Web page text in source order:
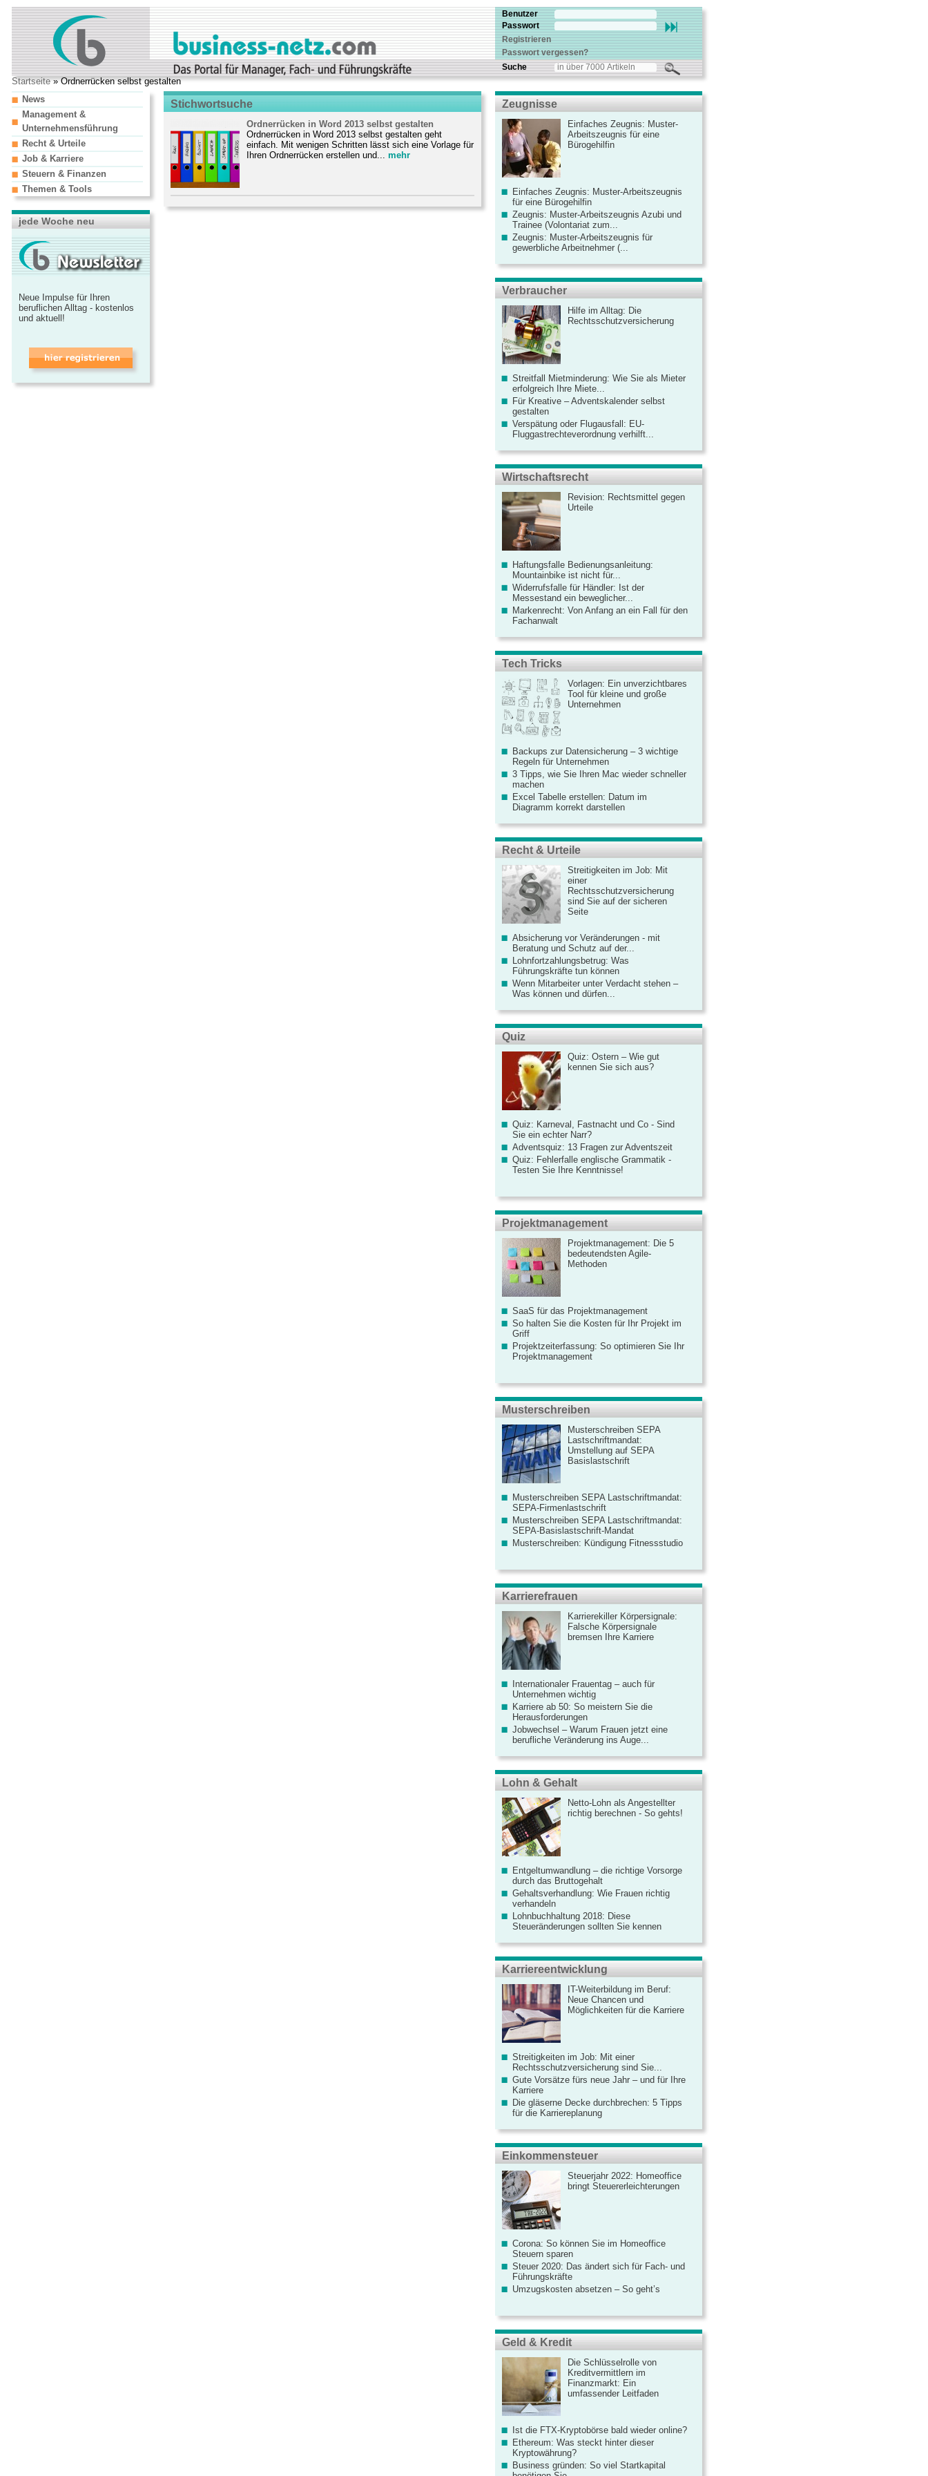
Benutzer
Passwort
Registrieren
Passwort vergessen?
Suche
Startseite» Ordnerrücken selbst gestalten
Stichwortsuche
Ordnerrücken in Word 2013 selbst gestalten
Ordnerrücken in Word 2013 selbst gestalten geht
einfach. Mit wenigen Schritten lässt sich eine Vorlage für
Ihren Ordnerrücken erstellen und...
mehr
News
Management &
Unternehmensführung
Recht & Urteile
Job & Karriere
Steuern & Finanzen
Themen & Tools
jede Woche neu
Neue Impulse für Ihren
beruflichen Alltag - kostenlos
und aktuell!
Zeugnisse
Einfaches Zeugnis: Muster-
Arbeitszeugnis für eine
Bürogehilfin
Einfaches Zeugnis: Muster-Arbeitszeugnis
für eine Bürogehilfin
Zeugnis: Muster-Arbeitszeugnis Azubi und
Trainee (Volontariat zum...
Zeugnis: Muster-Arbeitszeugnis für
gewerbliche Arbeitnehmer (...
Verbraucher
Hilfe im Alltag: Die
Rechtsschutzversicherung
Streitfall Mietminderung: Wie Sie als Mieter
erfolgreich Ihre Miete...
Für Kreative – Adventskalender selbst
gestalten
Verspätung oder Flugausfall: EU-
Fluggastrechteverordnung verhilft...
Wirtschaftsrecht
Revision: Rechtsmittel gegen
Urteile
Haftungsfalle Bedienungsanleitung:
Mountainbike ist nicht für...
Widerrufsfalle für Händler: Ist der
Messestand ein beweglicher...
Markenrecht: Von Anfang an ein Fall für den
Fachanwalt
Tech Tricks
Vorlagen: Ein unverzichtbares
Tool für kleine und große
Unternehmen
Backups zur Datensicherung – 3 wichtige
Regeln für Unternehmen
3 Tipps, wie Sie Ihren Mac wieder schneller
machen
Excel Tabelle erstellen: Datum im
Diagramm korrekt darstellen
Recht & Urteile
Streitigkeiten im Job: Mit
einer
Rechtsschutzversicherung
sind Sie auf der sicheren
Seite
Absicherung vor Veränderungen - mit
Beratung und Schutz auf der...
Lohnfortzahlungsbetrug: Was
Führungskräfte tun können
Wenn Mitarbeiter unter Verdacht stehen –
Was können und dürfen...
Quiz
Quiz: Ostern – Wie gut
kennen Sie sich aus?
Quiz: Karneval, Fastnacht und Co - Sind
Sie ein echter Narr?
Adventsquiz: 13 Fragen zur Adventszeit
Quiz: Fehlerfalle englische Grammatik -
Testen Sie Ihre Kenntnisse!
Projektmanagement
Projektmanagement: Die 5
bedeutendsten Agile-
Methoden
SaaS für das Projektmanagement
So halten Sie die Kosten für Ihr Projekt im
Griff
Projektzeiterfassung: So optimieren Sie Ihr
Projektmanagement
Musterschreiben
Musterschreiben SEPA
Lastschriftmandat:
Umstellung auf SEPA
Basislastschrift
Musterschreiben SEPA Lastschriftmandat:
SEPA-Firmenlastschrift
Musterschreiben SEPA Lastschriftmandat:
SEPA-Basislastschrift-Mandat
Musterschreiben: Kündigung Fitnessstudio
Karrierefrauen
Karrierekiller Körpersignale:
Falsche Körpersignale
bremsen Ihre Karriere
Internationaler Frauentag – auch für
Unternehmen wichtig
Karriere ab 50: So meistern Sie die
Herausforderungen
Jobwechsel – Warum Frauen jetzt eine
berufliche Veränderung ins Auge...
Lohn & Gehalt
Netto-Lohn als Angestellter
richtig berechnen - So gehts!
Entgeltumwandlung – die richtige Vorsorge
durch das Bruttogehalt
Gehaltsverhandlung: Wie Frauen richtig
verhandeln
Lohnbuchhaltung 2018: Diese
Steueränderungen sollten Sie kennen
Karriereentwicklung
IT-Weiterbildung im Beruf:
Neue Chancen und
Möglichkeiten für die Karriere
Streitigkeiten im Job: Mit einer
Rechtsschutzversicherung sind Sie...
Gute Vorsätze fürs neue Jahr – und für Ihre
Karriere
Die gläserne Decke durchbrechen: 5 Tipps
für die Karriereplanung
Einkommensteuer
Steuerjahr 2022: Homeoffice
bringt Steuererleichterungen
Corona: So können Sie im Homeoffice
Steuern sparen
Steuer 2020: Das ändert sich für Fach- und
Führungskräfte
Umzugskosten absetzen – So geht’s
Geld & Kredit
Die Schlüsselrolle von
Kreditvermittlern im
Finanzmarkt: Ein
umfassender Leitfaden
Ist die FTX-Kryptobörse bald wieder online?
Ethereum: Was steckt hinter dieser
Kryptowährung?
Business gründen: So viel Startkapital